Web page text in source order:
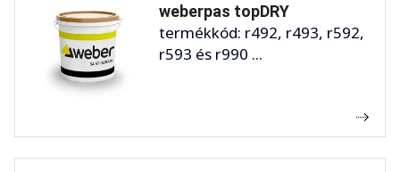
weberpas topDRY
termékkód: r492, r493, r592,
r593 és r990 ...